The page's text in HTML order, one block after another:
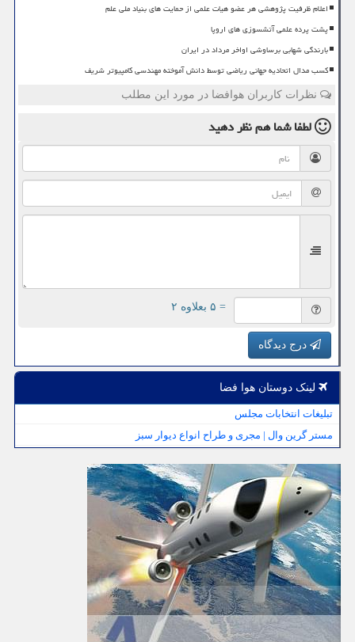
اعلام ظرفیت پژوهشی هر عضو هیات علمی از حمایت های بنیاد ملی علم
پشت پرده علمی آتشسوزی های اروپا
بارندگی شهابی برساوشی اواخر مرداد در ایران
کسب مدال اتحادیه جهانی ریاضی توسط دانش آموخته مهندسی کامپیوتر شریف
نظرات کاربران هوافضا در مورد این مطلب
لطفا شما همنظر دهید
= ۵ بعلاوه ۲
درج دیدگاه
لینک دوستان هوا فضا
تبلیغات انتخابات مجلس
مستر گرین وال | مجری و طراح انواع دیوار سبز